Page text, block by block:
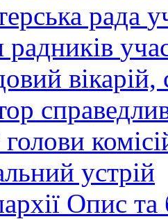
рада
радників
вікарій,
голови
устрій
Опис та